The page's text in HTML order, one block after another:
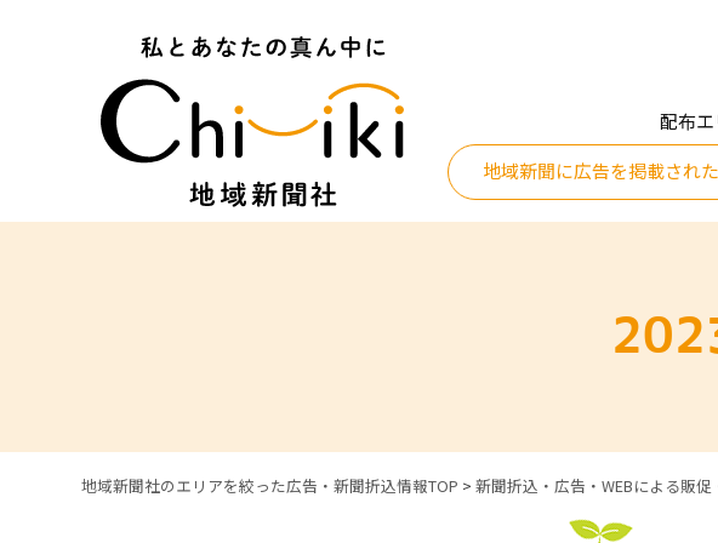
配布
地域新聞に広告を掲載され
地域新聞社のエリアを絞った広告・新聞折込情報TOP >新聞折込・広告・WEBによる販